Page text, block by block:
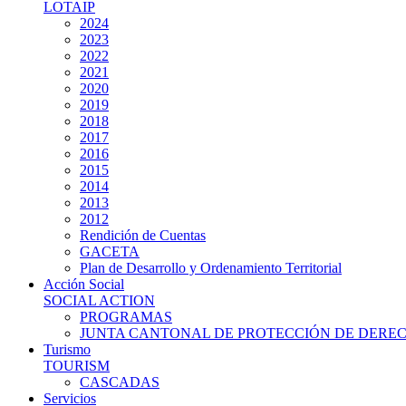
LOTAIP
2024
2023
2022
2021
2020
2019
2018
2017
2016
2015
2014
2013
2012
Rendición de Cuentas
GACETA
Plan de Desarrollo y Ordenamiento Territorial
Acción Social
SOCIAL ACTION
PROGRAMAS
JUNTA CANTONAL DE PROTECCIÓN DE
Turismo
TOURISM
CASCADAS
Servicios